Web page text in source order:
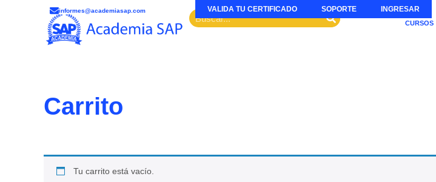
informes@academiasap.com VALIDA TU CERTIFICADO SOPORTE INGRESAR
CURSOS
Carrito
Tu carrito está vacío.